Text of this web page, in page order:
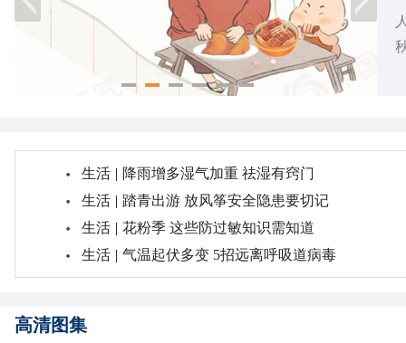
生活 | 降雨增多湿气加重 祛湿有窍门
生活 | 踏青出游 放风筝安全隐患要切记
生活 | 花粉季 这些防过敏知识需知道
生活 | 气温起伏多变 5招远离呼吸道病毒
高清图集